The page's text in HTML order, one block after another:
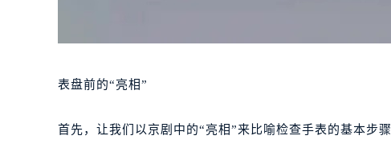
表盘前的“亮相”
首先，让我们以京剧中的“亮相”来比喻检查手表的基本步